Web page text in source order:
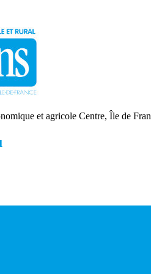
et agricole Centre, Île de